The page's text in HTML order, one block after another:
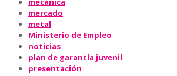
mercado
metal
Ministerio de Empleo
noticias
plan de garantía juvenil
presentación